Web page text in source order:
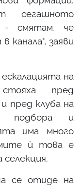
сегашното
- смятам, че
канала", заяви
на
пред
пред клуба на
подбора и
има много
ѝ това е
се отиде на